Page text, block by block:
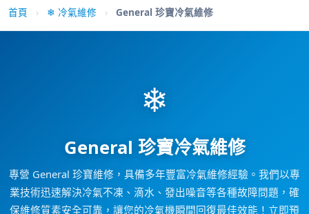
首頁 › ❄ 冷氣維修 › General 珍寶冷氣維修
❄
General 珍寶冷氣維修
專營 General 珍寶維修，具備多年豐富冷氣維修經驗。我們以專
業技術迅速解決冷氣不凍、滴水、發出噪音等各種故障問題，確
保維修質素安全可靠，讓您的冷氣機瞬間回復最佳效能！立即預